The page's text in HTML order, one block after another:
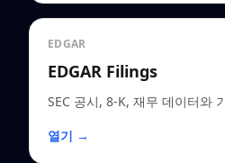
EDGAR
EDGAR Filings
SEC 공시, 8-K, 재무 데이터와
열기 →